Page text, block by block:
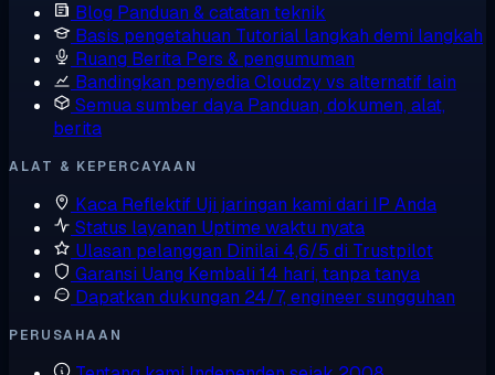
Blog Panduan & catatan teknik
Basis pengetahuan Tutorial langkah demi langkah
Ruang Berita Pers & pengumuman
Bandingkan penyediaCloudzy vs alternatif lain
Semua sumber daya Panduan, dokumen, alat,
berita
ALAT & KEPERCAYAAN
Kaca Reflektif Uji jaringan kami dari IP Anda
Status layanan Uptime waktu nyata
Ulasan pelanggan Dinilai 4,6/5 di Trustpilot
Garansi Uang Kembali 14 hari, tanpa tanya
Dapatkan dukungan 24/7, engineer sungguhan
PERUSAHAAN